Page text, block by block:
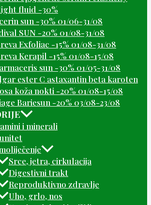
fluid -30%
sun -30% 01/06-31/08
SUN -20% 01/08-31/08
Exfoliac -15% 01/08-31/08
Kerapil -15% 01/08-15/08
sun -30% 01/05-31/08
ester C astaxantin beta karoten
koža nokti -20% 01/08-15/08
Bariesun -20% 03/08-23/08
i minerali
Srce, jetra, cirkulacija
Digestivni trakt
Reproduktivno zdravlje
Uho, grlo, nos